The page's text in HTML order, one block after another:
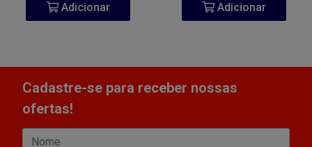
Adicionar Adicionar
Cadastre-se para receber nossas
ofertas!